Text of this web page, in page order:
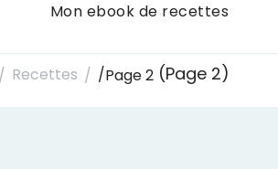
Mon ebook de recettes
/ Recettes / /Page 2 (Page 2)